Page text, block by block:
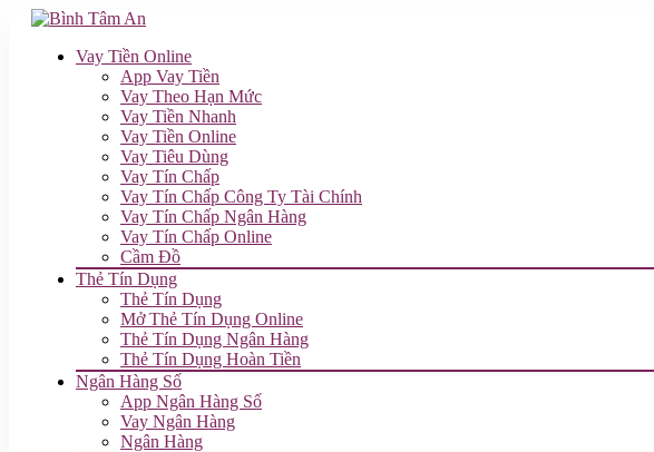
Vay Tiền Online
App Vay Tiền
Vay Theo Hạn Mức
Vay Tiền Nhanh
Vay Tiền Online
Vay Tiêu Dùng
Vay Tín Chấp
Vay Tín Chấp Công Ty Tài Chính
Vay Tín Chấp Ngân Hàng
Vay Tín Chấp Online
Cầm Đồ
Thẻ Tín Dụng
Thẻ Tín Dụng
Mở Thẻ Tín Dụng Online
Thẻ Tín Dụng Ngân Hàng
Thẻ Tín Dụng Hoàn Tiền
Ngân Hàng Số
App Ngân Hàng Số
Vay Ngân Hàng
Ngân Hàng